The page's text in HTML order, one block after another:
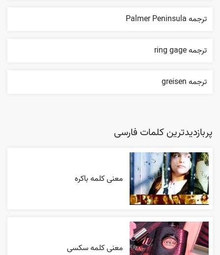
ترجمه Palmer Peninsula
ترجمه ring gage
ترجمه greisen
پربازدیدترین کلمات فارسی
معنی کلمه باکره
معنی کلمه سکسی